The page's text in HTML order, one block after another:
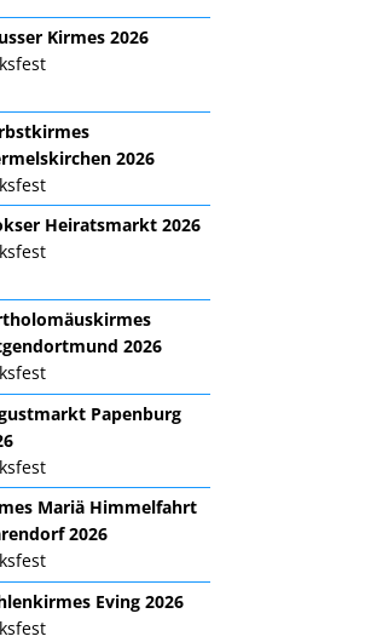
Kirmes 2026
2026
Heiratsmarkt 2026
2026
Papenburg
Mariä Himmelfahrt
2026
Eving 2026